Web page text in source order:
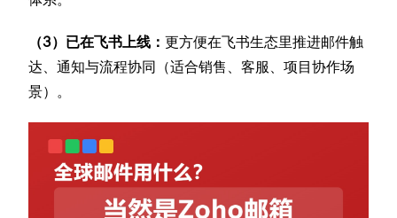
（3）已在飞书上线：更方便在飞书生态里推进邮件触
达、通知与流程协同（适合销售、客服、项目协作场
景）。